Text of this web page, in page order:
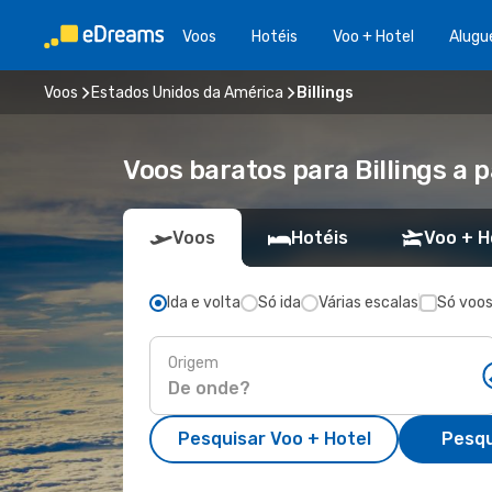
Voos Hotéis Voo + Hotel
Voos Estados Unidos da América Billings
Voos baratos para Billings a
Voos Hotéis Voo +
Ida e volta Só ida Várias escalas Só
Origem
Pesquisar Voo + Hotel